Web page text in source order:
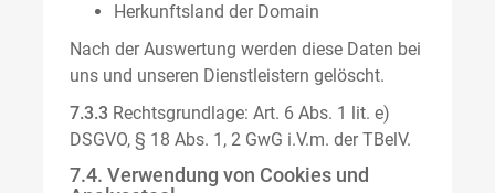
Herkunftsland der Domain
Nach der Auswertung werden diese Daten bei
uns und unseren Dienstleistern gelöscht.
7.3.3 Rechtsgrundlage: Art. 6 Abs. 1 lit. e)
DSGVO, § 18 Abs. 1, 2 GwG i.V.m. der TBelV.
7.4. Verwendung von Cookies und